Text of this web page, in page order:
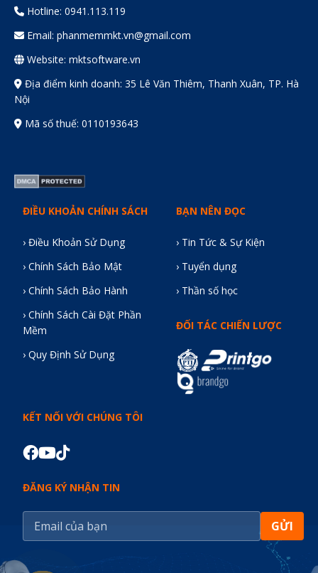
Hotline: 0941.113.119
Email: phanmemmkt.vn@gmail.com
Website: mktsoftware.vn
Địa điểm kinh doanh: 35 Lê Văn Thiêm, Thanh Xuân, TP. Hà
Nội
Mã số thuế: 0110193643
ĐIỀU KHOẢN CHÍNH SÁCH
› Điều Khoản Sử Dụng
› Chính Sách Bảo Mật
› Chính Sách Bảo Hành
› Chính Sách Cài Đặt Phần
Mềm
› Quy Định Sử Dụng
BẠN NÊN ĐỌC
› Tin Tức & Sự Kiện
› Tuyển dụng
› Thần số học
ĐỐI TÁC CHIẾN LƯỢC
KẾT NỐI VỚI CHÚNG TÔI
ĐĂNG KÝ NHẬN TIN
GỬI